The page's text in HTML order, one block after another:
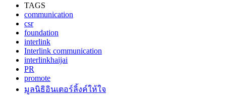
TAGS
communication
csr
foundation
interlink
Interlink communication
interlinkhaijai
PR
promote
มูลนิธิอินเตอร์ลิ้งค์ให้ใจ